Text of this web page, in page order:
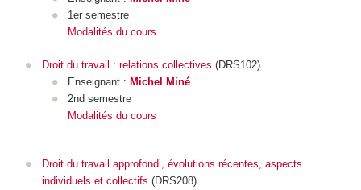
1er semestre
Modalités du cours
Droit du travail : relations collectives (DRS102)
Enseignant : Michel Miné
2nd semestre
Modalités du cours
Droit du travail approfondi, évolutions récentes, aspects
individuels et collectifs (DRS208)